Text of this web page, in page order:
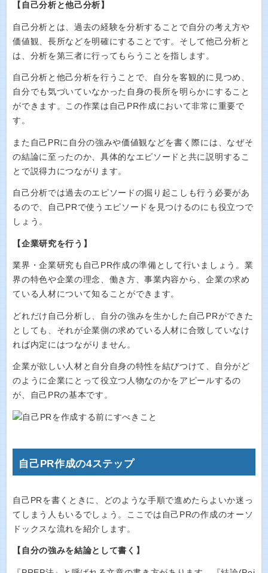
【自己分析と他己分析】
自己分析とは、過去の経験を分析することで自分の考え方や
価値観、長所などを明確にすることです。そして他己分析と
は、分析を第三者に行ってもらうことを指します。
自己分析と他己分析を行うことで、自分を客観的に見つめ、
自分でも気づいていなかった自身の長所を明らかにすること
ができます。この作業は自己PR作成において非常に重要で
す。
また自己PRに自分の強みや価値観などを書く際には、なぜそ
の結論に至ったのか、具体的なエピソードと共に説明するこ
とで説得力につながります。
自己分析では過去のエピソードの掘り起こしも行う必要があ
るので、自己PRで使うエピソードを見つけるのにも役立つで
しょう。
【企業研究を行う】
業界・企業研究も自己PR作成の準備として行いましょう。業
界の特色や企業の理念、働き方、事業内容から、企業の求め
ている人材について知ることができます。
どれだけ自己分析し、自分の強みを生かした自己PRができた
としても、それが企業側の求めている人材に合致していなけ
れば内定にはつながりません。
企業が欲しい人材と自分自身の特性を結びつけて、自分がど
のように企業にとって役立つ人物なのかをアピールするの
が、自己PRの基本です。
自己PR作成の4ステップ
自己PRを書くときに、どのような手順で進めたらよいか迷っ
てしまう人もいるでしょう。ここでは自己PRの作成のオーソ
ドックスな流れを紹介します。
【自分の強みを結論として書く】